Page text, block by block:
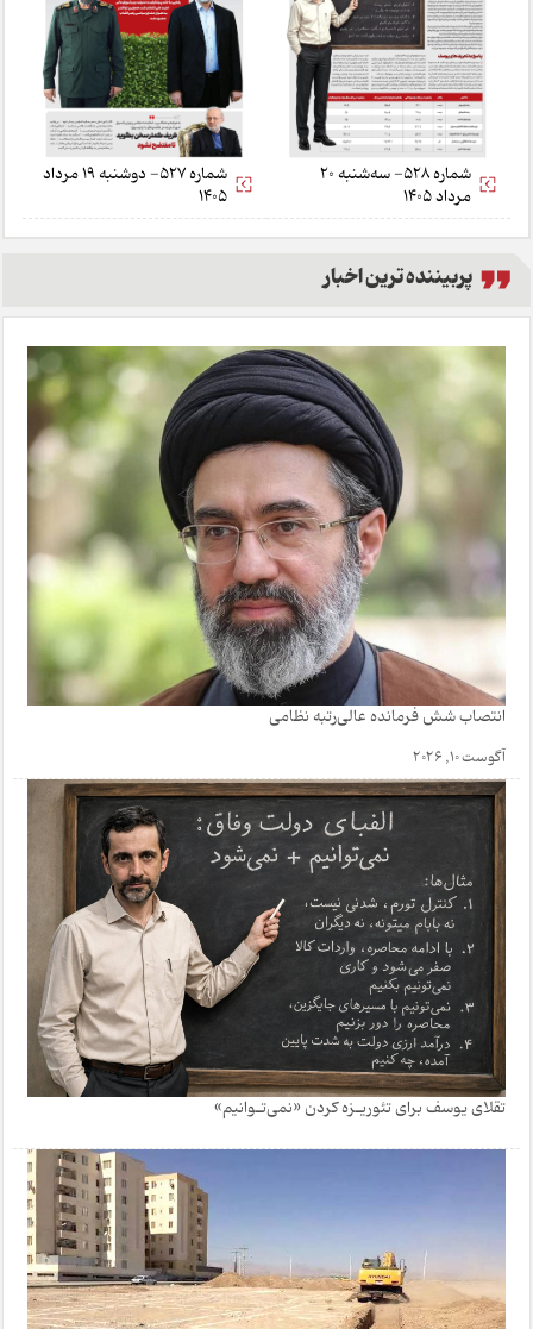
شماره 528- سه‌شنبه 20
مرداد 1405
شماره 527- دوشنبه 19 مرداد
1405
پربیننده ترین اخبار
انتصاب شش فرمانده عالی‌رتبه نظامی
آگوست 10, 2026
تقلای یوسف برای تئور‌یـزه ک‍ردن «نمی‌تـوانیم»